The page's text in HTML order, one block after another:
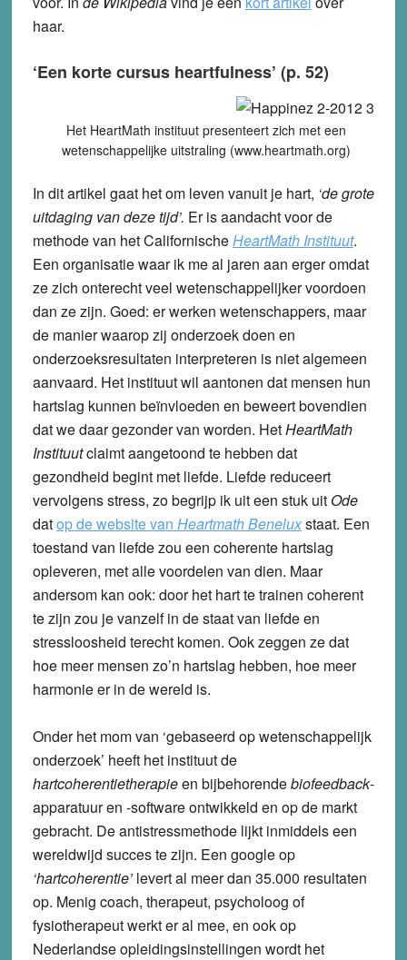
haar.
‘Een korte cursus heartfulness’ (p. 52)
Het HeartMath instituut presenteert zich met een
wetenschappelijke uitstraling (www.heartmath.org)
In dit artikel gaat het om leven vanuit je hart, ‘de grote
uitdaging van deze tijd’. Er is aandacht voor de
methode van het CalifornischeHeartMath Instituut.
Een organisatie waar ik me al jaren aan erger omdat
ze zich onterecht veel wetenschappelijker voordoen
dan ze zijn. Goed: er werken wetenschappers, maar
de manier waarop zij onderzoek doen en
onderzoeksresultaten interpreteren is niet algemeen
aanvaard. Het instituut wil aantonen dat mensen hun
hartslag kunnen beïnvloeden en beweert bovendien
dat we daar gezonder van worden. HetHeartMath
Instituutclaimt aangetoond te hebben dat
gezondheid begint met liefde. Liefde reduceert
vervolgens stress, zo begrijp ik uit een stuk uit Ode
datop de website van Heartmath Beneluxstaat. Een
toestand van liefde zou een coherente hartslag
opleveren, met alle voordelen van dien. Maar
andersom kan ook: door het hart te trainen coherent
te zijn zou je vanzelf in de staat van liefde en
stressloosheid terecht komen. Ook zeggen ze dat
hoe meer mensen zo’n hartslag hebben, hoe meer
harmonie er in de wereld is.
Onder het mom van ‘gebaseerd op wetenschappelijk
onderzoek’ heeft het instituut de
hartcoherentietherapieen bijbehorendebiofeedback-
apparatuur en -software ontwikkeld en op de markt
gebracht. De antistressmethode lijkt inmiddels een
wereldwijd succes te zijn. Een google op
‘hartcoherentie’levert al meer dan 35.000 resultaten
op. Menig coach, therapeut, psycholoog of
fysiotherapeut werkt er al mee, en ook op
Nederlandse opleidingsinstellingen wordt het